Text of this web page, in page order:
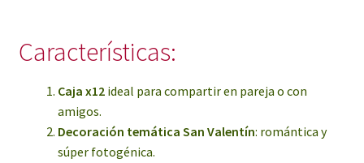
Características:
Caja x12ideal para compartir en pareja o con
amigos.
Decoración temática San Valentín: romántica y
súper fotogénica.